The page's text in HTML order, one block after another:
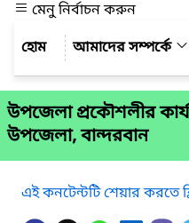
মেনু নির্বাচন করুন
আমাদের সম্পর্কে
উপজেলা প্রকৌশলীর
উপজেলা, বান্দরবান
এই কনটেন্টটি শেয়ার করতে